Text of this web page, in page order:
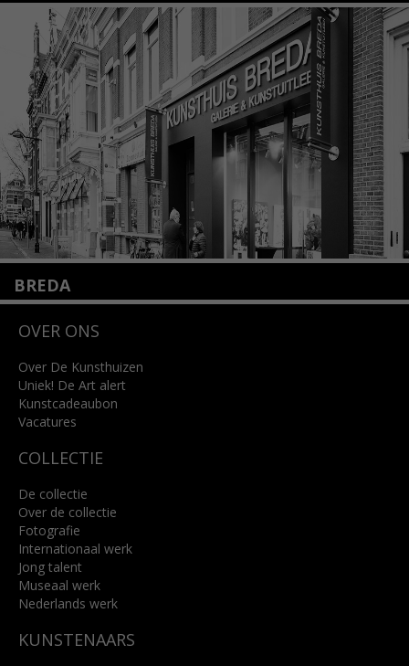
Amstelveenseweg 135
1075 VX Amsterdam
+31 (0)20 2332546
info@kunsthuisamsterdam.nl
Lees meer
BREDA
4818 SB Breda
info@kunsthuisbreda.nl
Lees meer
OVER ONS
Over De Kunsthuizen
Uniek! De Art alert
Kunstcadeaubon
Vacatures
COLLECTIE
De collectie
Over de collectie
Fotografie
Internationaal werk
Jong talent
Museaal werk
Nederlands werk
KUNSTENAARS